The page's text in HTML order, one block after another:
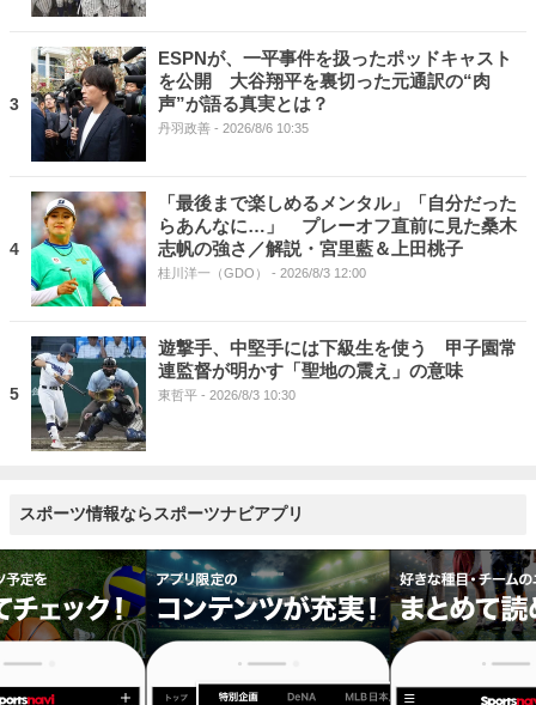
3
ESPNが、一平事件を扱ったポッドキャスト
を公開 大谷翔平を裏切った元通訳の“肉
声”が語る真実とは？
丹羽政善 - 2026/8/6 10:35
4
「最後まで楽しめるメンタル」「自分だった
らあんなに…」 プレーオフ直前に見た桑木
志帆の強さ／解説・宮里藍＆上田桃子
桂川洋一（GDO） - 2026/8/3 12:00
5
遊撃手、中堅手には下級生を使う 甲子園常
連監督が明かす「聖地の震え」の意味
東哲平 - 2026/8/3 10:30
スポーツ情報ならスポーツナビアプリ